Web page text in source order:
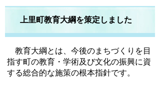
上里町教育大綱を策定しました
教育大綱とは、今後のまちづくりを目
指す町の教育・学術及び文化の振興に資
する総合的な施策の根本指針です。